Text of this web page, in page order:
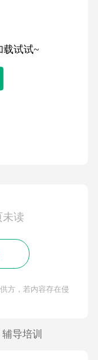
载试试~
未读
方，若内容存在侵
辅导培训